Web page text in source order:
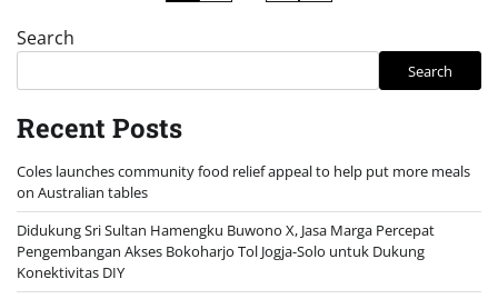
pagination
Search
Search
Recent Posts
Coles launches community food relief appeal to help put more meals
on Australian tables
Didukung Sri Sultan Hamengku Buwono X, Jasa Marga Percepat
Pengembangan Akses Bokoharjo Tol Jogja-Solo untuk Dukung
Konektivitas DIY